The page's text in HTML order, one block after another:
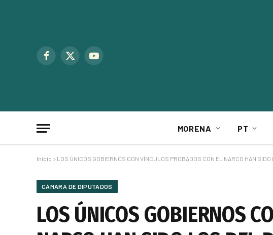
Facebook
X
YouTube
MORENA PT
Inicio » LOS ÚNICOS GOBIERNOS CON VÍNCULOS PROBADOS CON EL NARCO HAN
CÁMARA DE DIPUTADOS
LOS ÚNICOS GOBIERNOS